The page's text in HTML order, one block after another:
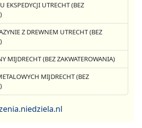
EKSPEDYCJI UTRECHT (BEZ
Z DREWNEM UTRECHT (BEZ
MIJDRECHT (BEZ ZAKWATEROWANIA)
MIJDRECHT (BEZ